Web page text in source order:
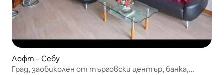
Лофт – Себу
Град, заобиколен от търговски център, банка,